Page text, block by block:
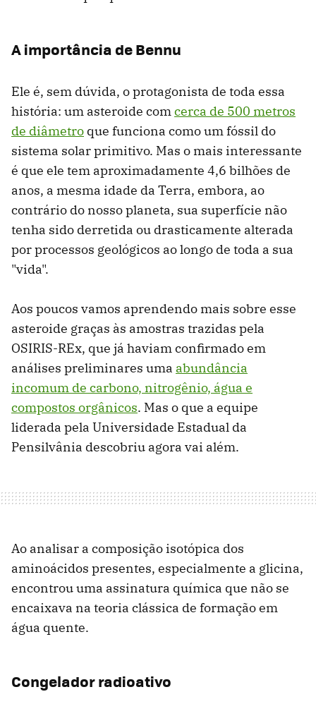
A importância de Bennu
Ele é, sem dúvida, o protagonista de toda essa
história: um asteroide comcerca de 500 metros
de diâmetro que funciona como um fóssil do
sistema solar primitivo. Mas o mais interessante
é que ele tem aproximadamente 4,6 bilhões de
anos, a mesma idade da Terra, embora, ao
contrário do nosso planeta, sua superfície não
tenha sido derretida ou drasticamente alterada
por processos geológicos ao longo de toda a sua
"vida".
Aos poucos vamos aprendendo mais sobre esse
asteroide graças às amostras trazidas pela
OSIRIS-REx, que já haviam confirmado em
análises preliminares uma abundância
incomum de carbono, nitrogênio, água e
compostos orgânicos. Mas o que a equipe
liderada pela Universidade Estadual da
Pensilvânia descobriu agora vai além.
Ao analisar a composição isotópica dos
aminoácidos presentes, especialmente a glicina,
encontrou uma assinatura química que não se
encaixava na teoria clássica de formação em
água quente.
Congelador radioativo